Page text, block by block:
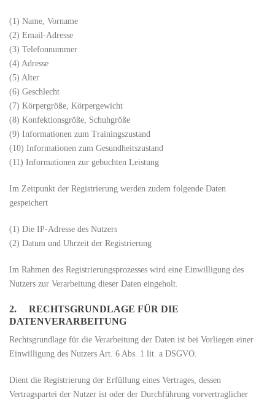
(1) Name, Vorname
(2) Email-Adresse
(3) Telefonnummer
(4) Adresse
(5) Alter
(6) Geschlecht
(7) Körpergröße, Körpergewicht
(8) Konfektionsgröße, Schuhgröße
(9) Informationen zum Trainingszustand
(10) Informationen zum Gesundheitszustand
(11) Informationen zur gebuchten Leistung
Im Zeitpunkt der Registrierung werden zudem folgende Daten
gespeichert
(1) Die IP-Adresse des Nutzers
(2) Datum und Uhrzeit der Registrierung
Im Rahmen des Registrierungsprozesses wird eine Einwilligung des
Nutzers zur Verarbeitung dieser Daten eingeholt.
2. RECHTSGRUNDLAGE FÜR DIE
DATENVERARBEITUNG
Rechtsgrundlage für die Verarbeitung der Daten ist bei Vorliegen einer
Einwilligung des Nutzers Art. 6 Abs. 1 lit. a DSGVO.
Dient die Registrierung der Erfüllung eines Vertrages, dessen
Vertragspartei der Nutzer ist oder der Durchführung vorvertraglicher